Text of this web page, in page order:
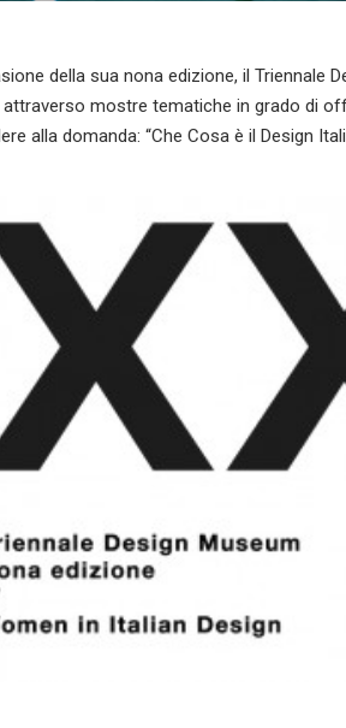
della sua nona edizione, il Triennale
mostre tematiche in grado di
alla domanda: “Che Cosa è il Design